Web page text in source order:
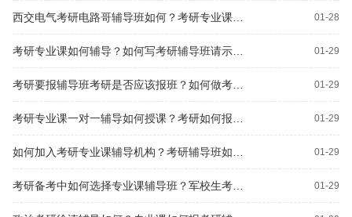
01-28
01-29
01-29
01-29
01-29
01-29